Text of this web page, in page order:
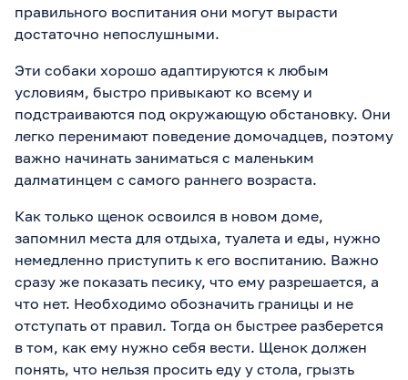
правильного воспитания они могут вырасти
достаточно непослушными.
Эти собаки хорошо адаптируются к любым
условиям, быстро привыкают ко всему и
подстраиваются под окружающую обстановку. Они
легко перенимают поведение домочадцев, поэтому
важно начинать заниматься с маленьким
далматинцем с самого раннего возраста.
Как только щенок освоился в новом доме,
запомнил места для отдыха, туалета и еды, нужно
немедленно приступить к его воспитанию. Важно
сразу же показать песику, что ему разрешается, а
что нет. Необходимо обозначить границы и не
отступать от правил. Тогда он быстрее разберется
в том, как ему нужно себя вести. Щенок должен
понять, что нельзя просить еду у стола, грызть